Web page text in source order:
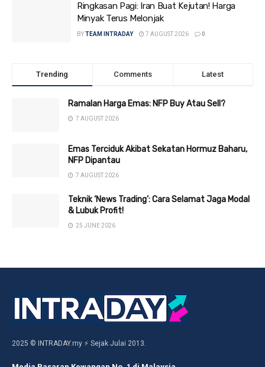
Ringkasan Pagi: Iran Buat Kejutan! Harga
Minyak Terus Melonjak
BYTEAM INTRADAY 7 AUGUST 2026 0
Trending Comments Latest
Ramalan Harga Emas: NFP Buy Atau Sell?
7 AUGUST 2026
Emas Terciduk Akibat Sekatan Hormuz Baharu,
NFP Dipantau
7 AUGUST 2026
Teknik ‘News Trading’: Cara Selamat Jaga Modal
& Lubuk Profit!
25 JUNE 2026
2025 © INTRADAY.my ⚡ Sejak Julai 2013.